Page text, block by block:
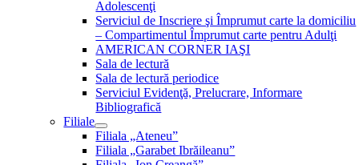
Adolescenţi
Serviciul de Inscriere şi Împrumut carte la domiciliu
– Compartimentul Împrumut carte pentru Adulţi
AMERICAN CORNER IAŞI
Sala de lectură
Sala de lectură periodice
Serviciul Evidenţă, Prelucrare, Informare
Bibliografică
Filiale
Filiala „Ateneu”
Filiala „Garabet Ibrăileanu”